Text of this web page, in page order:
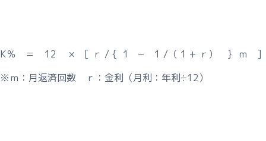
K％ ＝ 12 × [ ｒ / { 1 − 1 /（ 1 + ｒ） } ｍ ]
※ｍ：月返済回数 ｒ：金利（月利：年利÷12）